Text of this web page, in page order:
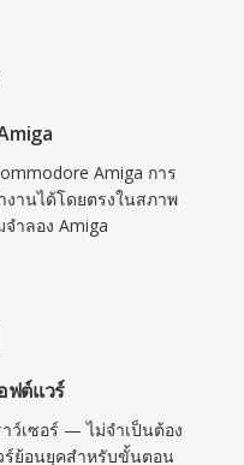
Amiga การ
งานได้โดยตรงในสภาพ
ำลอง Amiga
ฟต์แวร์
ว์เซอร์ — ไม่จำเป็นต้อง
ร์ย้อนยุคสำหรับขั้นตอน